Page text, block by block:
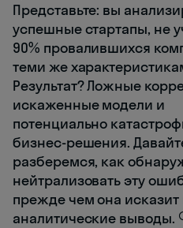
Представьте: вы
успешные стартапы, не
90% провалившихся
теми же
Результат? Ложные
искаженные модели и
потенциально
бизнес-решения.
разберемся, как
нейтрализовать эту
прежде чем она
аналитические выводы.